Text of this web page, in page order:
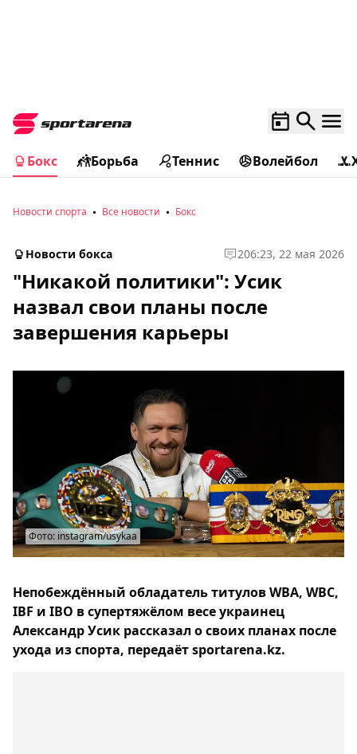
Бокс Борьба Теннис Волейбол
Новости спорта Все новости Бокс
Новости бокса 206:23, 22 мая 2026
"Никакой политики": Усик
назвал свои планы после
завершения карьеры
Фото: instagram/usykaa
Непобеждённый обладатель титулов WBA, WBC,
IBF и IBO в супертяжёлом весе украинец
Александр Усик рассказал о своих планах после
ухода из спорта, передаёт sportarena.kz.